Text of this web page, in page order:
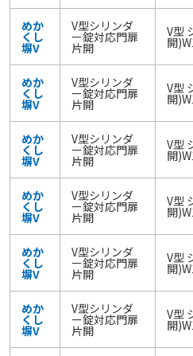
めか
くし
塀V
V型シリンダ
ー錠対応門扉
片開
V型
開
めか
くし
塀V
V型シリンダ
ー錠対応門扉
片開
V型
開
めか
くし
塀V
V型シリンダ
ー錠対応門扉
片開
V型
開
めか
くし
塀V
V型シリンダ
ー錠対応門扉
片開
V型
開
めか
くし
塀V
V型シリンダ
ー錠対応門扉
片開
V型
開
めか
くし
塀V
V型シリンダ
ー錠対応門扉
片開
V型
開